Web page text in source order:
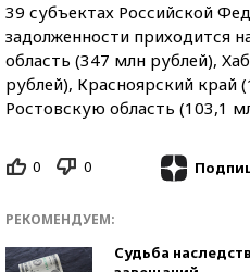
39 субъектах Российской
задолженности приходится
область (347 млн рублей),
рублей), Красноярский край
Ростовскую область (103,1
0 0
РЕКОМЕНДУЕМ:
Судьба